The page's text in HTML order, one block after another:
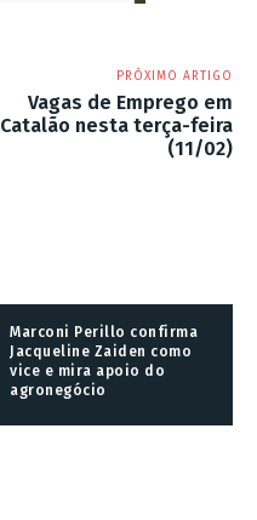
PRÓXIMO ARTIGO
Vagas de Emprego em
Catalão nesta terça-feira
(11/02)
Marconi Perillo confirma
Jacqueline Zaiden como
vice e mira apoio do
agronegócio